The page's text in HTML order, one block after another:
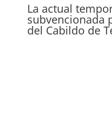
La actual
subvencionada
del Cabildo de